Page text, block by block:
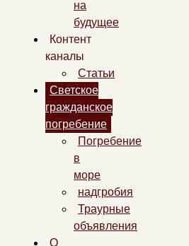
на
будущее
Контент
каналы
Статьи
Светское
гражданское
погребение
Погребение
в
море
надгробия
Траурные
объявления